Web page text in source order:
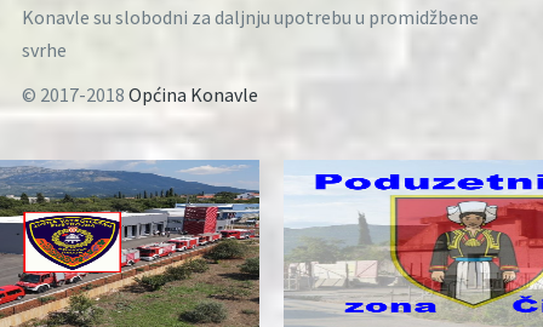
Konavle su slobodni za daljnju upotrebu u promidžbene
svrhe
© 2017-2018 Općina Konavle